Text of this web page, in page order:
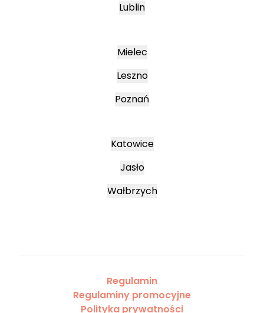
Lublin
Mielec
Leszno
Poznań
Katowice
Jasło
Wałbrzych
Regulamin
Regulaminy promocyjne
Polityka prywatności